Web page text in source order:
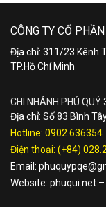
CÔNG TY CỔ
Địa chỉ: 311/23 Kênh
TP.Hồ Chí Minh
CHI NHÁNH PHÚ QUÝ
Địa chỉ: Số 83 Bình
Hotline: 0902.636354
Điện thoại: (+84)
Email:
Website: phuqui.net –